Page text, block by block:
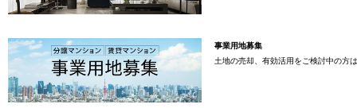
事業用地募集
土地の売却、有効活用をご検討中の方